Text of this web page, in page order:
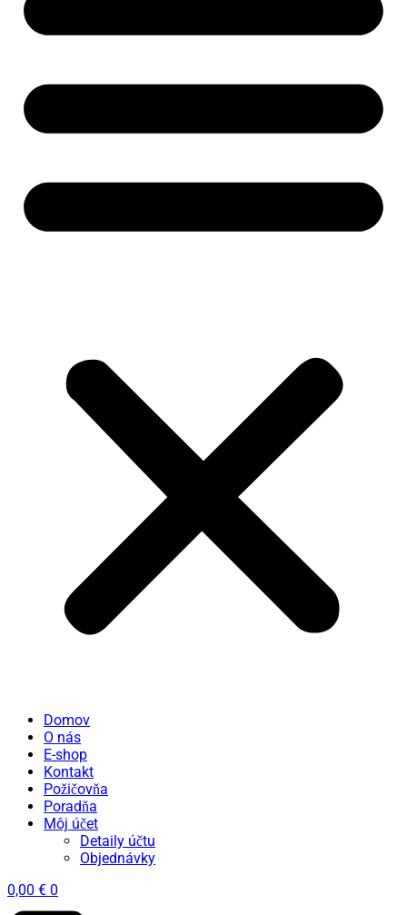
Domov
O nás
E-shop
Kontakt
Požičovňa
Poradňa
Môj účet
Detaily účtu
Objednávky
0,00 € 0